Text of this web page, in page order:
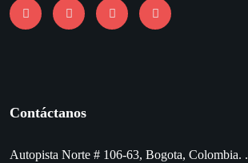
Contáctanos
Autopista Norte # 106-63, Bogota, Colombia. .